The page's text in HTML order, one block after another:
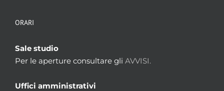
ORARI
Sale studio
Per le aperture consultare gli AVVISI.
Uffici amministrativi